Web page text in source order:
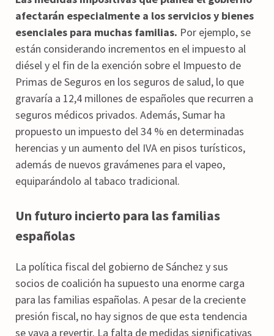
afectarán especialmente a los servicios y bienes
esenciales para muchas familias. Por ejemplo, se
están considerando incrementos en el impuesto al
diésel y el fin de la exención sobre el Impuesto de
Primas de Seguros en los seguros de salud, lo que
gravaría a 12,4 millones de españoles que recurren a
seguros médicos privados. Además, Sumar ha
propuesto un impuesto del 34 % en determinadas
herencias y un aumento del IVA en pisos turísticos,
además de nuevos gravámenes para el vapeo,
equiparándolo al tabaco tradicional.
Un futuro incierto para las familias
españolas
La política fiscal del gobierno de Sánchez y sus
socios de coalición ha supuesto una enorme carga
para las familias españolas. A pesar de la creciente
presión fiscal, no hay signos de que esta tendencia
se vaya a revertir. La falta de medidas significativas